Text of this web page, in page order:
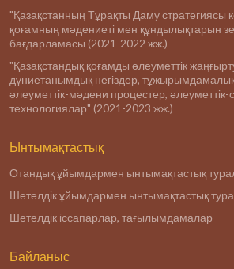
"Қазақстанның Тұрақты Даму стратегиясы
қоғамның мәдениеті мен құндылықтарын
бағдарламасы (2021-2022 жж.)
"Қазақстандық қоғамды әлеуметтік
дүниетанымдық негіздер,
әлеуметтік-мәдени процестер, әлеуметтік-
технологиялар" (2021-2023 жж.)
Ынтымақтастық
Отандық ұйымдармен ынтымақтастық
Шетелдік ұйымдармен ынтымақтастық
Шетелдік іссапарлар, тағылымдамалар
Байланыс